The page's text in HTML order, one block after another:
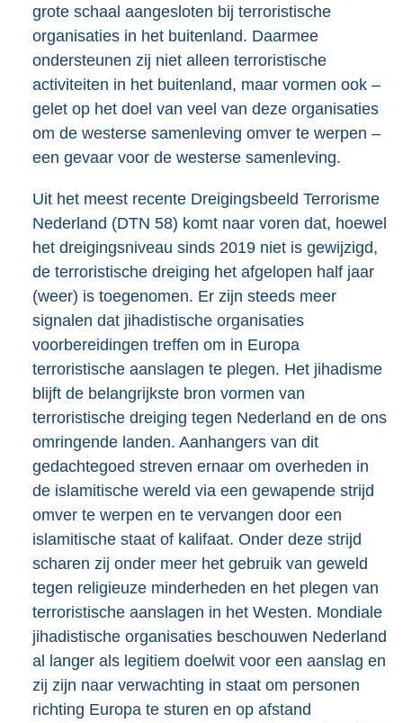
grote schaal aangesloten bij terroristische
organisaties in het buitenland. Daarmee
ondersteunen zij niet alleen terroristische
activiteiten in het buitenland, maar vormen ook –
gelet op het doel van veel van deze organisaties
om de westerse samenleving omver te werpen –
een gevaar voor de westerse samenleving.
Uit het meest recente Dreigingsbeeld Terrorisme
Nederland (DTN 58) komt naar voren dat, hoewel
het dreigingsniveau sinds 2019 niet is gewijzigd,
de terroristische dreiging het afgelopen half jaar
(weer) is toegenomen. Er zijn steeds meer
signalen dat jihadistische organisaties
voorbereidingen treffen om in Europa
terroristische aanslagen te plegen. Het jihadisme
blijft de belangrijkste bron vormen van
terroristische dreiging tegen Nederland en de ons
omringende landen. Aanhangers van dit
gedachtegoed streven ernaar om overheden in
de islamitische wereld via een gewapende strijd
omver te werpen en te vervangen door een
islamitische staat of kalifaat. Onder deze strijd
scharen zij onder meer het gebruik van geweld
tegen religieuze minderheden en het plegen van
terroristische aanslagen in het Westen. Mondiale
jihadistische organisaties beschouwen Nederland
al langer als legitiem doelwit voor een aanslag en
zij zijn naar verwachting in staat om personen
richting Europa te sturen en op afstand